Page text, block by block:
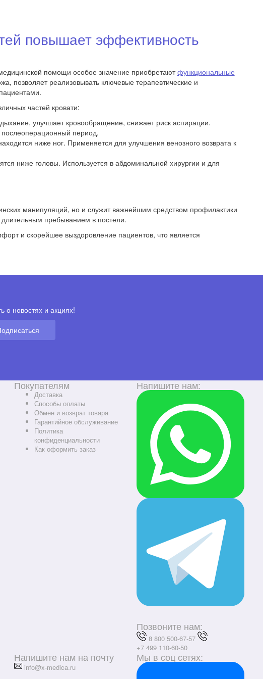
повышает эффективность
помощи особое значение приобретаютфункциональные
позволяет реализовывать ключевые терапевтические и
частей кровати:
улучшает кровообращение, снижает риск аспирации.
послеоперационный период.
ниже ног. Применяется для улучшения венозного возврата к
ниже головы. Используется в абдоминальной хирургии и для
манипуляций, но и служит важнейшим средством профилактики
пребыванием в постели.
и скорейшее выздоровление пациентов, что является
о новостях и акциях!
Напишите нам:
Позвоните нам:
8 800 500-67-57
+7 499 110-60-50
Покупателям
Доставка
Способы оплаты
Обмен и возврат товара
Гарантийное обслуживание
Политика
конфиденциальности
Как оформить заказ
Напишите нам на почту
info@x-medica.ru
Мы в соц сетях: